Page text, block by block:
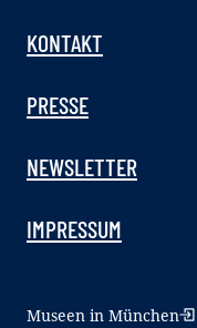
KONTAKT
PRESSE
NEWSLETTER
IMPRESSUM
Museen in München